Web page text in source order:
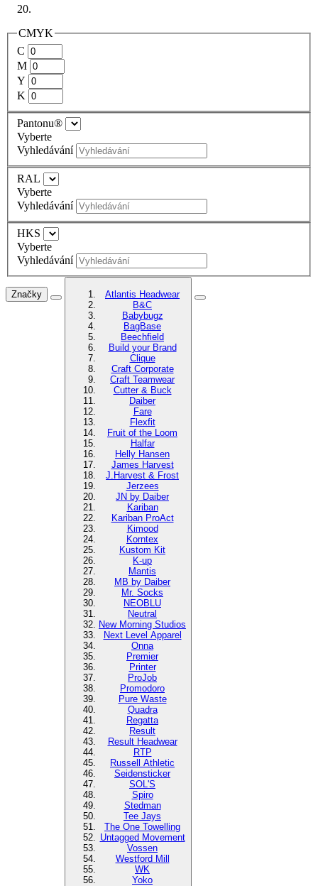
CMYK
C
M
Y
K
Pantonu®
Vyberte
Vyhledávání
RAL
Vyberte
Vyhledávání
HKS
Vyberte
Vyhledávání
Značky
Atlantis Headwear
B&C
Babybugz
BagBase
Beechfield
Build your Brand
Clique
Craft Corporate
Craft Teamwear
Cutter & Buck
Daiber
Fare
Flexfit
Fruit of the Loom
Halfar
Helly Hansen
James Harvest
J.Harvest & Frost
Jerzees
JN by Daiber
Kariban
Kariban ProAct
Kimood
Korntex
Kustom Kit
K-up
Mantis
MB by Daiber
Mr. Socks
NEOBLU
Neutral
New Morning Studios
Next Level Apparel
Onna
Premier
Printer
ProJob
Promodoro
Pure Waste
Quadra
Regatta
Result
Result Headwear
RTP
Russell Athletic
Seidensticker
SOL'S
Spiro
Stedman
Tee Jays
The One Towelling
Untagged Movement
Vossen
Westford Mill
WK
Yoko